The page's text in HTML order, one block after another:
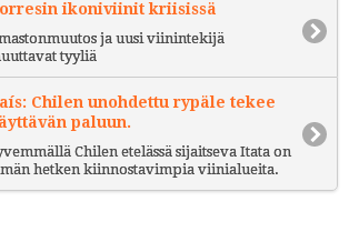
ikoniviinit kriisissä
ja uusi viinintekijä
tyyliä
Chilen unohdettu rypäle tekee
paluun.
Chilen etelässä sijaitseva Itata on
hetken kiinnostavimpia viinialueita.